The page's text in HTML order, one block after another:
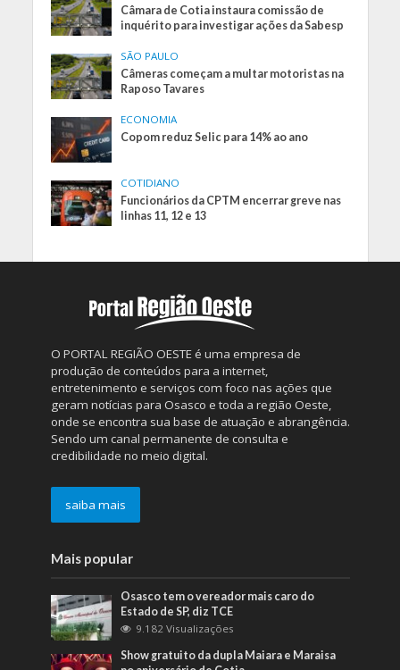
Câmara de Cotia instaura comissão de
inquérito para investigar ações da Sabesp
SÃO PAULO
Câmeras começam a multar motoristas na
Raposo Tavares
ECONOMIA
Copom reduz Selic para 14% ao ano
COTIDIANO
Funcionários da CPTM encerrar greve nas
linhas 11, 12 e 13
O PORTAL REGIÃO OESTE é uma empresa de
produção de conteúdos para a internet,
entretenimento e serviços com foco nas ações que
geram notícias para Osasco e toda a região Oeste,
onde se encontra sua base de atuação e abrangência.
Sendo um canal permanente de consulta e
credibilidade no meio digital.
saiba mais
Mais popular
Osasco tem o vereador mais caro do
Estado de SP, diz TCE
9.182 Visualizações
Show gratuito da dupla Maiara e Maraisa